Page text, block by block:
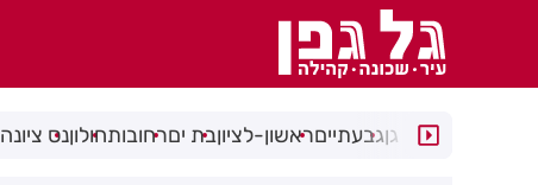
רמת גןגבעתייםראשון-לציוןבת יםרחובותחולוןנס ציונה